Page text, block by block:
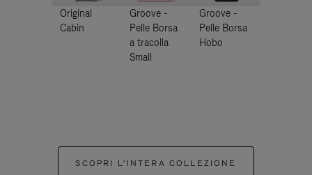
Original
Cabin
Groove -
Pelle Borsa
a tracolla
Small
Groove -
Pelle Borsa
Hobo
SCOPRI L'INTERA COLLEZIONE